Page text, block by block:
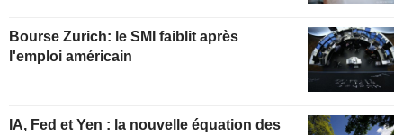
Bourse Zurich: le SMI faiblit après
l'emploi américain
IA, Fed et Yen : la nouvelle équation des